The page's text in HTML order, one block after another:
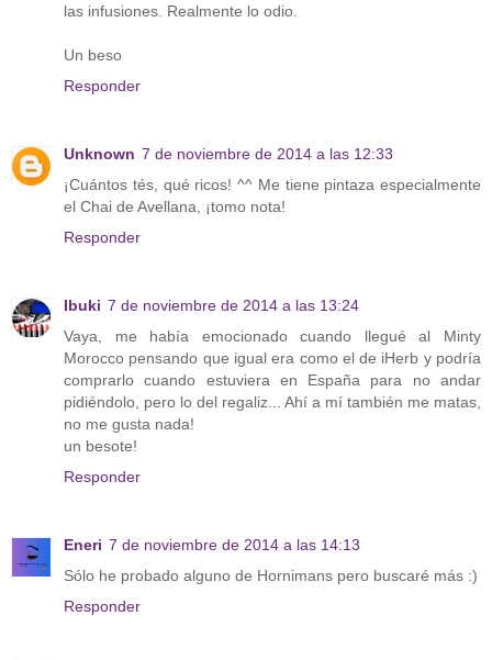
las infusiones. Realmente lo odio.
Un beso
Responder
Unknown 7 de noviembre de 2014 a las 12:33
¡Cuántos tés, qué ricos! ^^ Me tiene pintaza especialmente
el Chai de Avellana, ¡tomo nota!
Responder
Ibuki 7 de noviembre de 2014 a las 13:24
Vaya, me había emocionado cuando llegué al Minty
Morocco pensando que igual era como el de iHerb y podría
comprarlo cuando estuviera en España para no andar
pidiéndolo, pero lo del regaliz... Ahí a mí también me matas,
no me gusta nada!
un besote!
Responder
Eneri 7 de noviembre de 2014 a las 14:13
Sólo he probado alguno de Hornimans pero buscaré más :)
Responder